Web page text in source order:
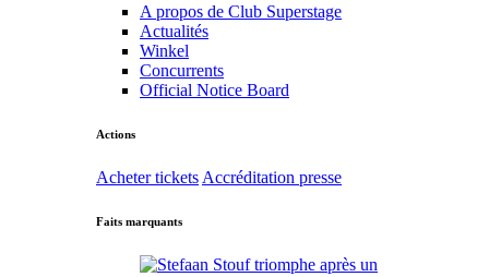
A propos de Club Superstage
Actualités
Winkel
Concurrents
Official Notice Board
Actions
Acheter tickets Accréditation presse
Faits marquants